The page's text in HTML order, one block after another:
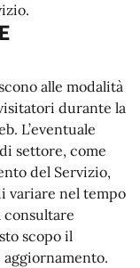
alle modalità
durante la
L’eventuale
settore, come
del Servizio,
variare nel tempo
consultare
scopo il